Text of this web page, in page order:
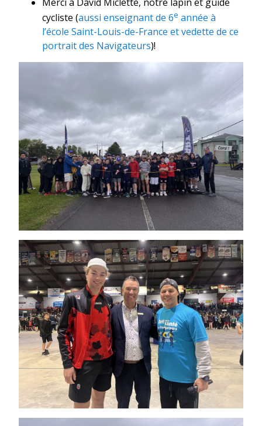
cycliste (aussi enseignant de 6e année à
l’école Saint-Louis-de-France et vedette de ce
portrait des Navigateurs)!